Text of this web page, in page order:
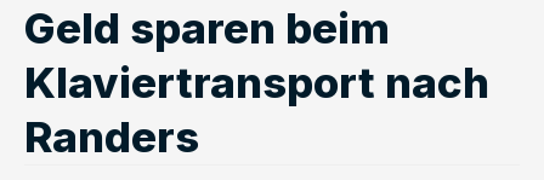
Geld sparen beim
Klaviertransport nach
Randers